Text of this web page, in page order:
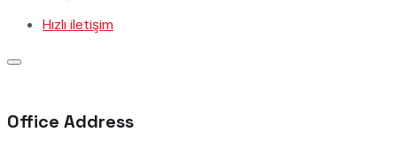
Hızlı iletişim
Office Address